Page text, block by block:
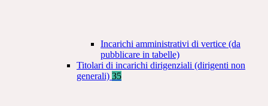
Incarichi amministrativi di vertice (da
pubblicare in tabelle)
Titolari di incarichi dirigenziali (dirigenti non
generali) 35